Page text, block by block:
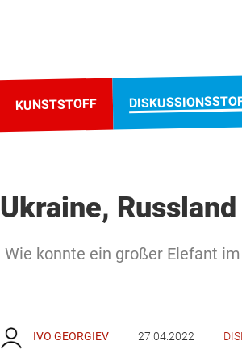
KUNSTSTOFF
Ukraine,
Wie konnte ein großer Elefant
IVO GEORGIEV 27.04.2022